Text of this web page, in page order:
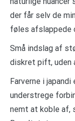
der får selv de
føles afslappede
Små indslag af
diskret pift, uden
Farverne i
understrege
nemt at koble af,